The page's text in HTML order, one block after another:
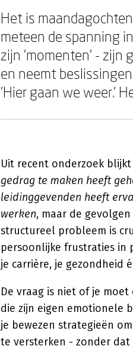
Het is
meteen de spanning
zijn 'momenten' - zijn
en neemt
'Hier gaan we weer.'
Uit recent onderzoek
gedrag te maken heeft
leidinggevenden heeft
werken, maar de
structureel probleem is
persoonlijke frustraties in
je carrière, je gezondheid
De vraag is niet of je
die zijn eigen emotionele
je bewezen strategieën
te versterken - zonder